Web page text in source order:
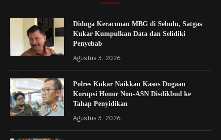
Diduga Keracunan MBG di Sebulu, Satgas
Kukar Kumpulkan Data dan Selidiki
Penyebab
Agustus 3, 2026
Polres Kukar Naikkan Kasus Dugaan
Korupsi Honor Non-ASN Disdikbud ke
Tahap Penyidikan
Agustus 3, 2026